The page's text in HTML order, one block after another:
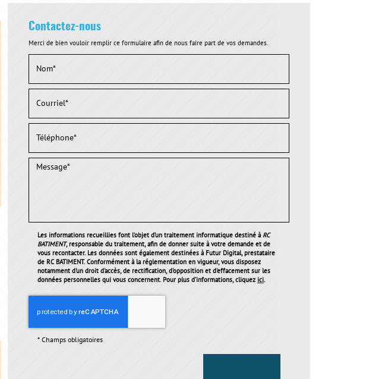
Contactez-nous
Merci de bien vouloir remplir ce formulaire afin de nous faire part de vos demandes.
Les informations recueillies font l’objet d’un traitement informatique destiné àRC
BATIMENT, responsable du traitement, afin de donner suite à votre demande et de
vous recontacter. Les données sont également destinées à Futur Digital, prestataire
de RC BATIMENT. Conformément à la réglementation en vigueur, vous disposez
notamment d'un droit d'accès, de rectification, d'opposition et d'effacement sur les
données personnelles qui vous concernent. Pour plus d’informations, cliquez ici.
*Champs obligatoires